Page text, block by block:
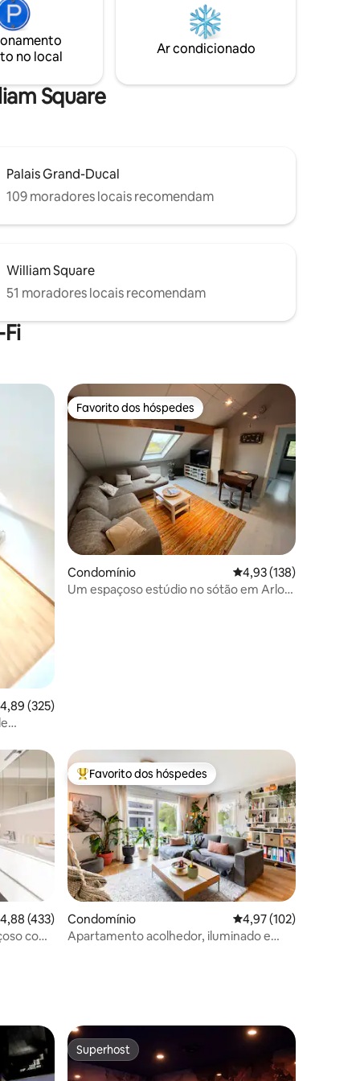
da
aqui
trabalho ou férias, seu apartamento
proporcionará todo o conforto
necessário para grandes memórias.
no local
Ar condicionado
Square
Palais Grand-Ducal
109 moradores locais recomendam
William Square
51 moradores locais recomendam
média de 4,89 em 5 estrelas, 325avaliações
4,89 (325)
Favorito dos hóspedes
Favorito dos hóspedes
Condomínio Classificação média
4,93 (138)
Um espaçoso estúdio no sótão em Arlon,
média de 4,88 em 5 estrelas, 433avaliações
4,88 (433)
com
Favoritos dos hóspedes mais apreciados
Favorito dos hóspedes
Condomínio Classificação média
4,97 (102)
Apartamento acolhedor, iluminado e
Superhost
Superhost